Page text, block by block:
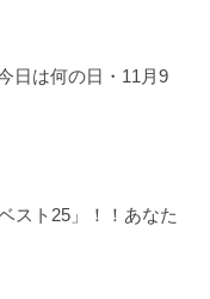
日は何の日・11月9
スト25」！！あなた